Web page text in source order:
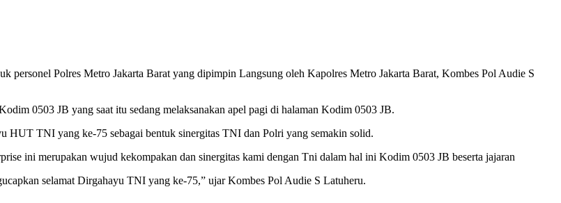
Polres Metro Jakarta Barat yang dipimpin Langsung oleh Kapolres Metro Jakarta Barat, Kombes Pol Audie S
0503 JB yang saat itu sedang melaksanakan apel pagi di halaman Kodim 0503 JB.
HUT TNI yang ke-75 sebagai bentuk sinergitas TNI dan Polri yang semakin solid.
ini merupakan wujud kekompakan dan sinergitas kami dengan Tni dalam hal ini Kodim 0503 JB beserta jajaran
selamat Dirgahayu TNI yang ke-75,” ujar Kombes Pol Audie S Latuheru.